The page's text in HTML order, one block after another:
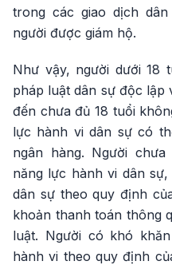
trong các giao dịch
người được giám hộ.
Như vậy, người dưới 18
pháp luật dân sự độc lập
đến chưa đủ 18 tuổi
lực hành vi dân sự có
ngân hàng. Người
năng lực hành vi dân
dân sự theo quy định
khoản thanh toán thông
luật. Người có khó
hành vi theo quy định